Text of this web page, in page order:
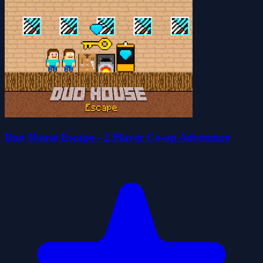
Duo House Escape - 2 Player Co-op Adventure